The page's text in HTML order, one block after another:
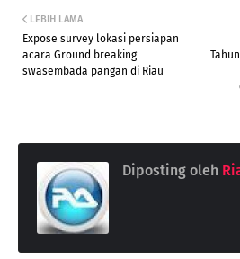
LEBIH LAMA
Expose survey lokasi persiapan
acara Ground breaking
swasembada pangan di Riau
Diposting oleh